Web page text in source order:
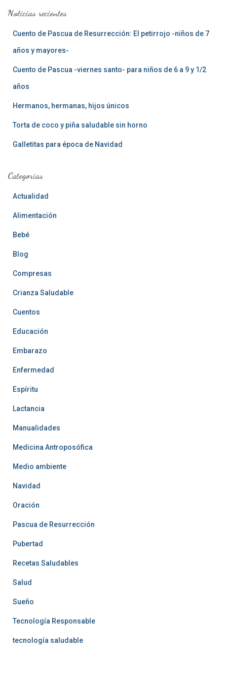
rNoticias recientes
Cuento de Pascua de Resurrección: El petirrojo -niños de 7
años y mayores-
Cuento de Pascua -viernes santo- para niños de 6 a 9 y 1/2
años
Hermanos, hermanas, hijos únicos
Torta de coco y piña saludable sin horno
Galletitas para época de Navidad
Categorias
Actualidad
Alimentación
Bebé
Blog
Compresas
Crianza Saludable
Cuentos
Educación
Embarazo
Enfermedad
Espíritu
Lactancia
Manualidades
Medicina Antroposófica
Medio ambiente
Navidad
Oración
Pascua de Resurrección
Pubertad
Recetas Saludables
Salud
Sueño
Tecnología Responsable
tecnología saludable